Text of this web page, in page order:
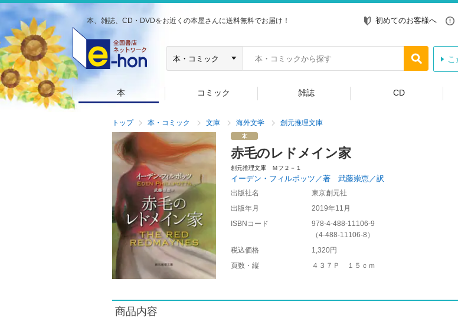
本、雑誌、CD・DVDをお近くの本屋さんに送料無料でお届け！ 初めてのお客様へ
本 コミック 雑誌 CD
トップ 本・コミック 文庫 海外文学 創元推理文庫
赤毛のレドメイン家
創元推理文庫 Ｍフ２－１
イーデン・フィルポッツ／著 武藤崇恵／訳
出版社名
東京創元社
出版年月
2019年11月
ISBNコード
978-4-488-11106-9
（4-488-11106-8 ）
税込価格
1,320円
頁数・縦
４３７Ｐ １５ｃｍ
商品内容